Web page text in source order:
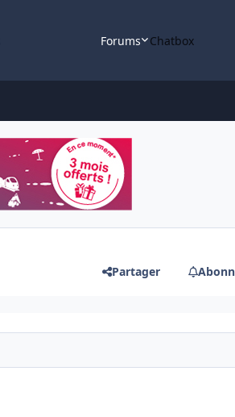
Forums Chatbox
Partager